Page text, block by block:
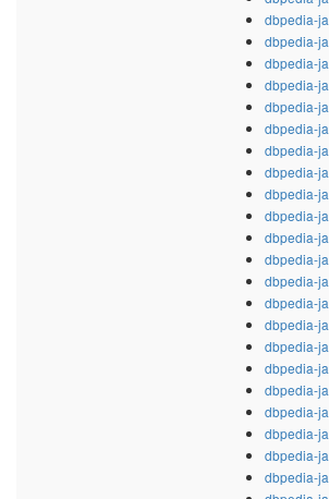
dbpedia-ja
dbpedia-ja
dbpedia-ja
dbpedia-ja
dbpedia-ja
dbpedia-ja
dbpedia-ja
dbpedia-ja
dbpedia-ja
dbpedia-ja
dbpedia-ja
dbpedia-ja
dbpedia-ja
dbpedia-ja
dbpedia-ja
dbpedia-ja
dbpedia-ja
dbpedia-ja
dbpedia-ja
dbpedia-ja
dbpedia-ja
dbpedia-ja